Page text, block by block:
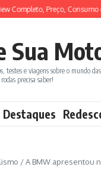
Preço, Consumo e Teste
Sua
testes e viagens sobre o mundo
precisa saber!
Destaques
/A BMW apresentou